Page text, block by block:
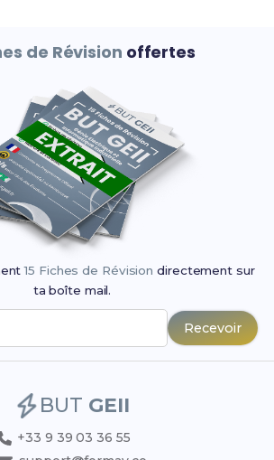
de Révision offertes
15 Fiches de Révision directement sur
ta boîte mail.
Recevoir
BUT GEII
+33 9 39 03 36 55